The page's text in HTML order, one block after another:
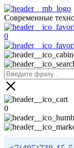
Современные
0
0